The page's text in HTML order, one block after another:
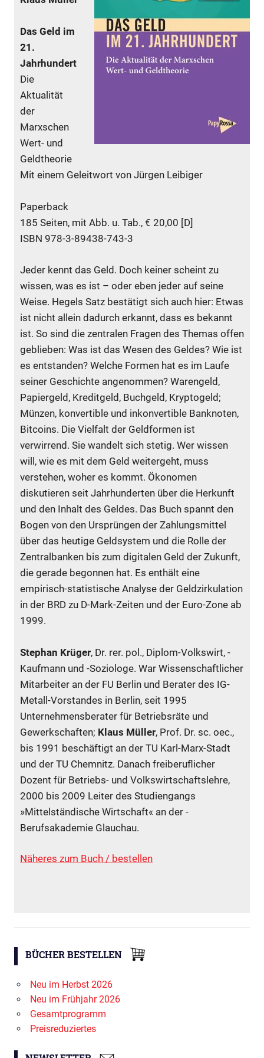
Das Geld im
21.
Jahrhundert
Die
Aktualität
der
Marxschen
Wert- und
Geldtheorie
Mit einem Geleitwort von Jürgen Leibiger
Paperback
185 Seiten, mit Abb. u. Tab., € 20,00 [D]
ISBN 978-3-89438-743-3
Jeder kennt das Geld. Doch keiner scheint zu
wissen, was es ist – oder eben jeder auf seine
Weise. Hegels Satz bestätigt sich auch hier: Etwas
ist nicht allein dadurch erkannt, dass es bekannt
ist. So sind die zentralen Fragen des Themas offen
geblieben: Was ist das Wesen des Geldes? Wie ist
es entstanden? Welche Formen hat es im Laufe
seiner Geschichte angenommen? Warengeld,
Papiergeld, Kreditgeld, Buchgeld, Kryptogeld;
Münzen, konvertible und inkonvertible Banknoten,
Bitcoins. Die Vielfalt der Geldformen ist
verwirrend. Sie wandelt sich stetig. Wer wissen
will, wie es mit dem Geld weitergeht, muss
verstehen, woher es kommt. Ökonomen
diskutieren seit Jahrhunderten über die Herkunft
und den Inhalt des Geldes. Das Buch spannt den
Bogen von den Ursprüngen der Zahlungsmittel
über das heutige Geldsystem und die Rolle der
Zentralbanken bis zum digitalen Geld der Zukunft,
die gerade begonnen hat. Es enthält eine
empirisch-statistische Analyse der Geldzirkulation
in der BRD zu D-Mark-Zeiten und der Euro-Zone ab
1999.
Stephan Krüger, Dr. rer. pol., Diplom-Volkswirt, -
Kaufmann und -Soziologe. War Wissenschaftlicher
Mitarbeiter an der FU Berlin und Berater des IG-
Metall-­Vorstandes in Berlin, seit 1995
Unternehmensberater für Betriebsräte und
Gewerkschaften; Klaus Müller, Prof. Dr. sc. oec.,
bis 1991 beschäftigt an der TU Karl-Marx-Stadt
und der TU Chemnitz. Danach freiberuflicher
Dozent für Betriebs- und Volkswirtschaftslehre,
2000 bis 2009 Leiter des Studiengangs
»Mittelständische Wirtschaft« an der ­
Berufsakademie Glauchau.
Näheres zum Buch / bestellen
BÜCHER BESTELLEN
Neu im Herbst 2026
Neu im Frühjahr 2026
Gesamtprogramm
Preisreduziertes